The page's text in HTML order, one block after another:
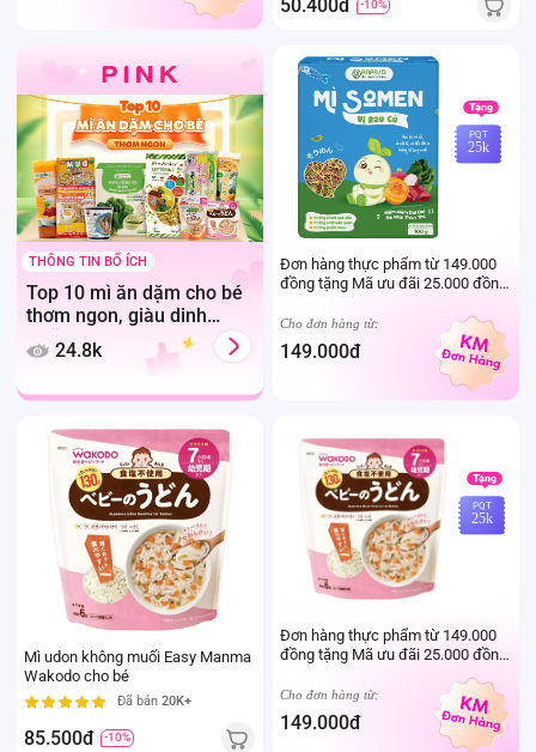
50.400đ -10%
THÔNG TIN BỔ ÍCH
Top 10 mì ăn dặm cho bé
thơm ngon, giàu dinh
dưỡng
24.8k
PQT
25k
Đơn hàng thực phẩm từ 149.000
đồng tặng Mã ưu đãi 25.000 đồng
bất kỳ (Trừ sản phẩm sữa thay thể
sữa mẹ cho trẻ dưới 24 tháng tuổi)
Cho đơn hàng từ:
149.000đ
Mì udon không muối Easy Manma
Wakodo cho bé
Đã bán 20K+
85.500đ -10%
PQT
25k
Đơn hàng thực phẩm từ 149.000
đồng tặng Mã ưu đãi 25.000 đồng
mua sản phẩm Thực phẩm Ivenet
bất kỳ (Trừ sản phẩm sữa thay thể
sữa mẹ cho trẻ dưới 24 tháng tuổi)
Cho đơn hàng từ:
149.000đ